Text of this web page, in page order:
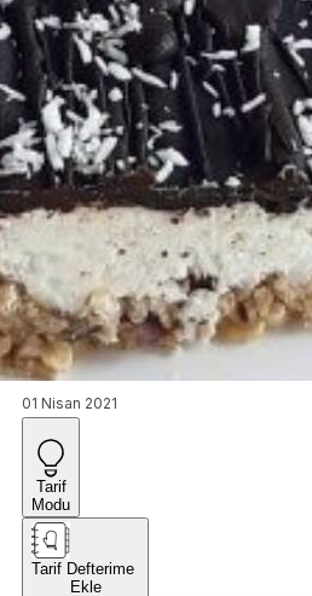
01 Nisan 2021
Tarif
Modu
Tarif Defterime
Ekle